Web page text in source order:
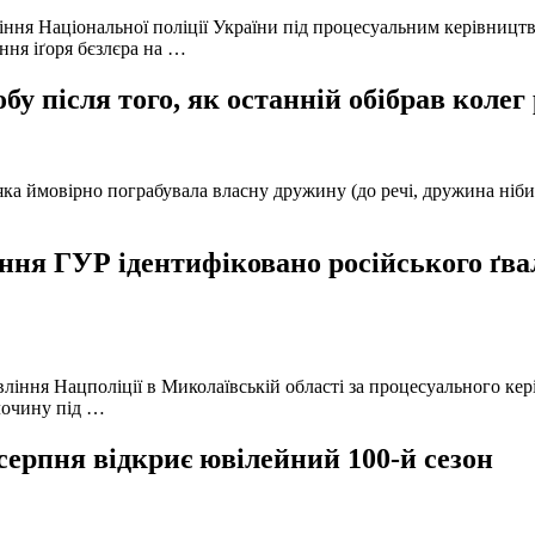
Національної поліції України під процесуальним
іґоря бєзлєра на …
після того, як останній обібрав колег
ймовірно пограбувала власну дружину (до речі, дружина
ГУР ідентифіковано російського
Нацполіції в Миколаївській області за процесуального
під …
відкриє ювілейний 100-й сезон